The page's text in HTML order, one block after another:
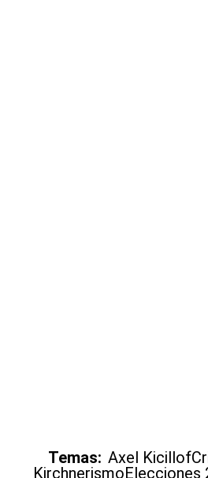
Temas: Axel Kicillof
KirchnerismoElecciones